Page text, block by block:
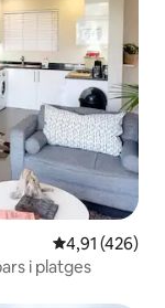
4,91 de
4,91 (426)
i platges